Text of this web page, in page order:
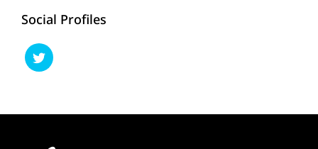
Social Profiles